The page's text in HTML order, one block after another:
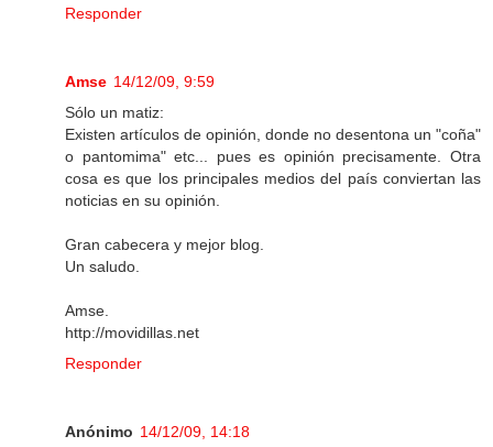
Responder
Amse 14/12/09, 9:59
Sólo un matiz:
Existen artículos de opinión, donde no desentona un "coña"
o pantomima" etc... pues es opinión precisamente. Otra
cosa es que los principales medios del país conviertan las
noticias en su opinión.
Gran cabecera y mejor blog.
Un saludo.
Amse.
http://movidillas.net
Responder
Anónimo 14/12/09, 14:18